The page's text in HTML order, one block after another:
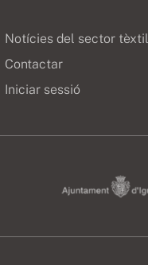
Notícies del sector tèxtil
Contactar
Iniciar sessió